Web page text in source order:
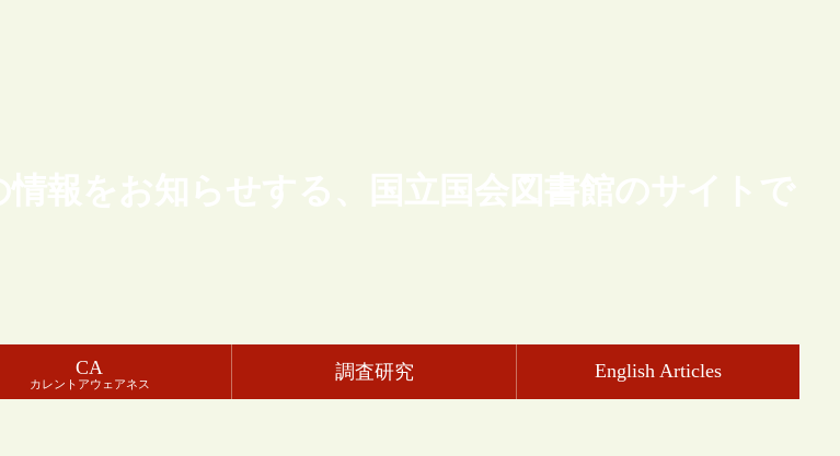
報をお知らせする、国立国会図書館のサイトで
CA
カレントアウェアネス
調査研究 English Articles